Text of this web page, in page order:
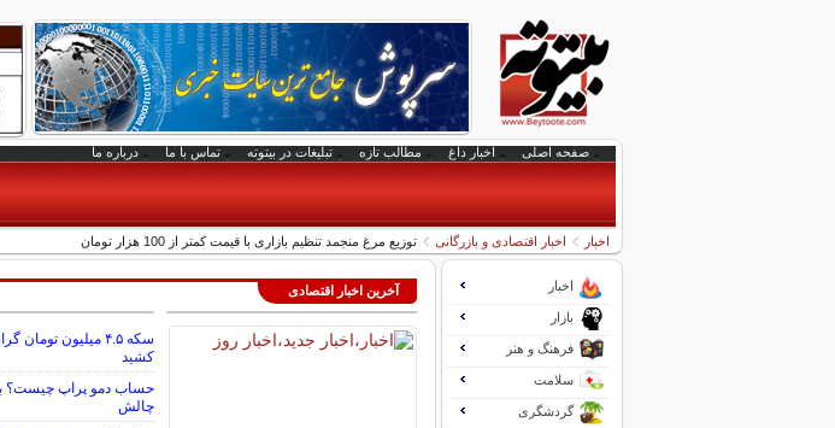
صفحه اصلی اخبار داغ مطالب تازه تبلیغات در بیتوته تماس با ما درباره ما
اخبار اخبار اقتصادی و بازرگانی توزیع مرغ منجمد تنظیم بازاری با قیمت کمتر از 100 هزار تومان
آخرین اخبار اقتصادی
سکه ۴.۵ میلیون
کشید
حساب دمو پراپ چیست؟
چالش
اخبار
بازار
فرهنگ و هنر
سلامت
گردشگری